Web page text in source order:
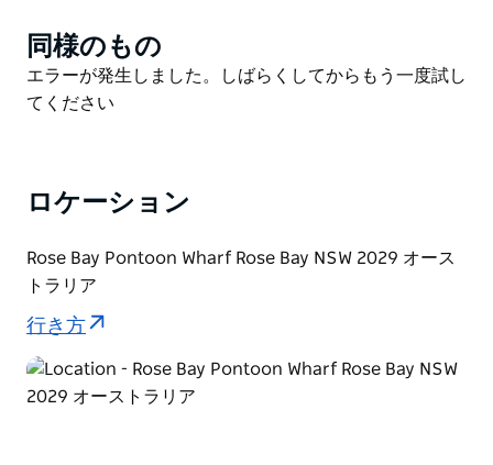
ーは、港の最も象徴的なスポットを巡るコース。グラン
ドツアーは、より長く、より深くシドニー・ハーバーの
魅力を堪能できるコースです。少人数制で、ガイドが同
施します。ボートの経験や免許は必要ありません。必要
なのは冒険心だけです。
ツアーはシドニー東部郊外のローズベイから出発しま
す。ローズベイへは車、バス、フェリーで簡単にアクセ
Explore Sydney Harbourは、カップル、友人同士、家
族連れ、そして非日常的な体験を求める旅行者に最適で
す。また、プライベートツアーや企業向けチャーターも
Product
List
同様のもの
Product
List
エラーが発生しました。しばらくしてからもう一度試し
てください
ロケーション
Rose Bay Pontoon Wharf Rose Bay NSW 2029 オース
トラリア
行き方